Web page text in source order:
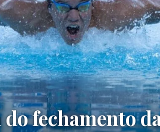
fechamento